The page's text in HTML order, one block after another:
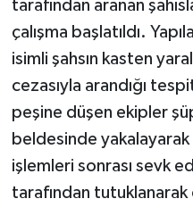
tarafından aranan
çalışma başlatıldı.
isimli şahsın kasten
cezasıyla arandığı
peşine düşen ekipler
beldesinde yakalayarak
işlemleri sonrası sevk
tarafından